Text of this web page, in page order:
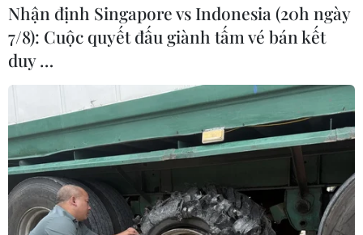
Nhận định Singapore vs Indonesia (20h ngày
7/8): Cuộc quyết đấu giành tấm vé bán kết
duy …